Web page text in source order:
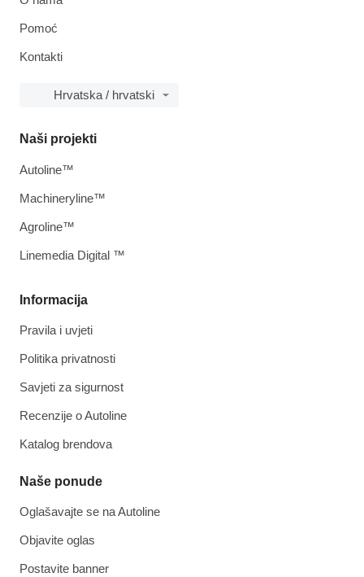
Pomoć
Kontakti
Hrvatska / hrvatski
Informacija
Pravila i uvjeti
Politika privatnosti
Savjeti za sigurnost
Recenzije o Autoline
Katalog brendova
Naše ponude
Oglašavajte se na Autoline
Objavite oglas
Postavite banner
Naši projekti
Autoline™
Machineryline™
Agroline™
Linemedia Digital ™